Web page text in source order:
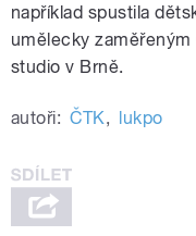
například spustila
umělecky
studio v Brně.
autoři: ČTK, lukpo